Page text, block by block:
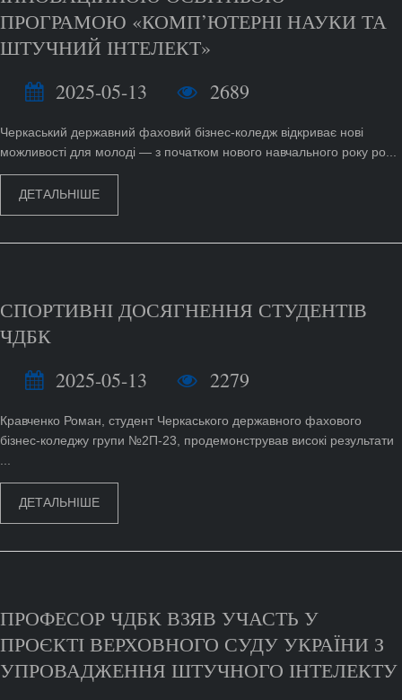
ПРОГРАМОЮ «КОМП’ЮТЕРНІ НАУКИ ТА
ШТУЧНИЙ ІНТЕЛЕКТ»
2025-05-13
2689
Черкаський державний фаховий бізнес-коледж відкриває нові
можливості для молоді — з початком нового навчального року ро...
ДЕТАЛЬНІШЕ
СПОРТИВНІ ДОСЯГНЕННЯ СТУДЕНТІВ
ЧДБК
2025-05-13
2279
Кравченко Роман, студент Черкаського державного фахового
бізнес-коледжу групи №2П-23, продемонстрував високі результати
ДЕТАЛЬНІШЕ
ПРОФЕСОР ЧДБК ВЗЯВ УЧАСТЬ У
ПРОЄКТІ ВЕРХОВНОГО СУДУ УКРАЇНИ З
УПРОВАДЖЕННЯ ШТУЧНОГО ІНТЕЛЕКТУ